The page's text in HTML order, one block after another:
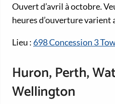
Ouvert d’avril à octobre.
heures d’ouverture varient
Lieu : 698 Concession 3
Huron, Perth,
Wellington